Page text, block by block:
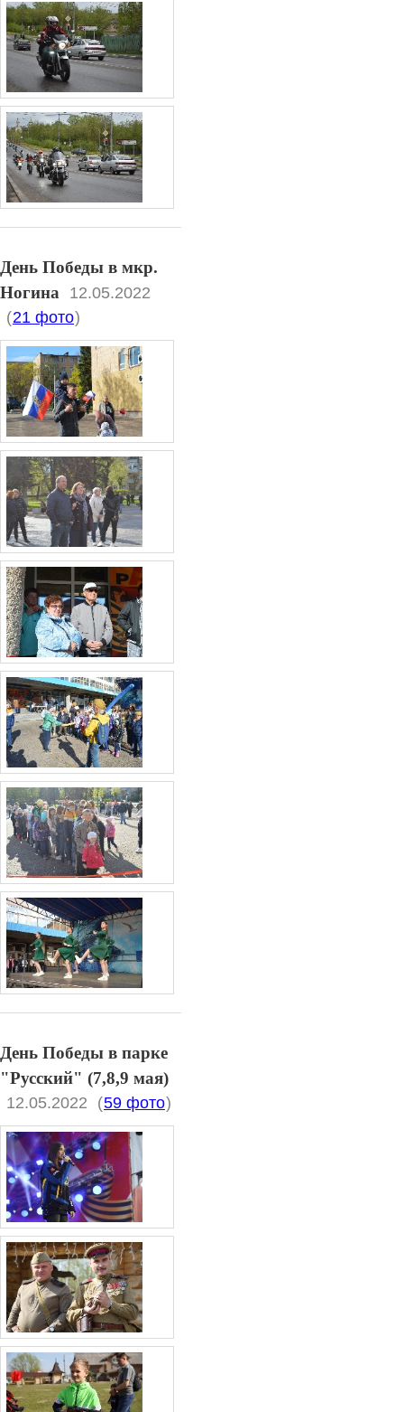
День Победы в мкр.
Ногина
12.05.2022
(21 фото)
День Победы в парке
"Русский" (7,8,9 мая)
12.05.2022 (59 фото)